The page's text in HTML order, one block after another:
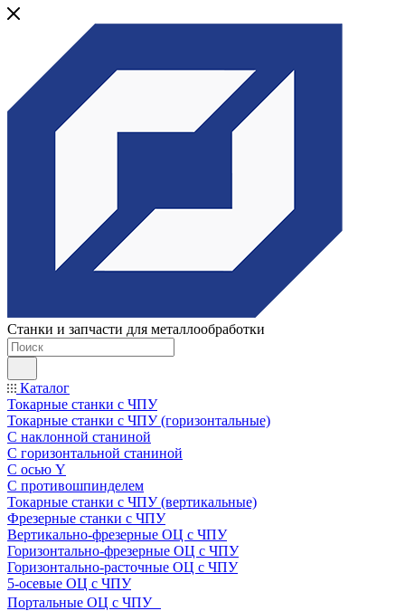
Станки и запчасти для металлообработки
Каталог
Токарные станки с ЧПУ
Токарные станки с ЧПУ (горизонтальные)
С наклонной станиной
С горизонтальной станиной
С осью Y
С противошпинделем
Токарные станки с ЧПУ (вертикальные)
Фрезерные станки с ЧПУ
Вертикально-фрезерные ОЦ с ЧПУ
Горизонтально-фрезерные ОЦ с ЧПУ
Горизонтально-расточные ОЦ с ЧПУ
5-осевые ОЦ с ЧПУ
Портальные ОЦ с ЧПУ